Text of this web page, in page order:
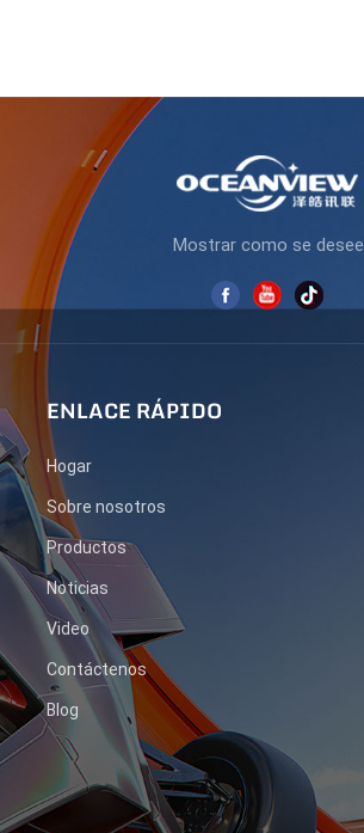
Mostrar como se desee
ENLACE RÁPIDO
Hogar
Sobre nosotros
Productos
Noticias
Video
Contáctenos
Blog